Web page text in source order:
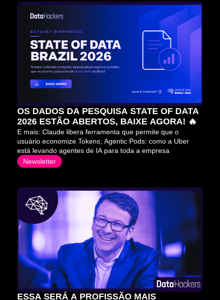
OS DADOS DA PESQUISA STATE OF DATA
2026 ESTÃO ABERTOS, BAIXE AGORA! 🔥
E mais: Claude libera ferramenta que permite que o
usuário economize Tokens; Agentic Pods: como a Uber
está levando agentes de IA para toda a empresa
Newsletter
ESSA SERÁ A PROFISSÃO MAIS